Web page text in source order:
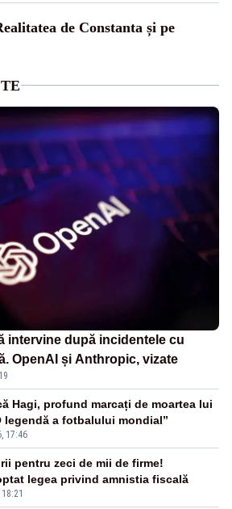
de Constanta și pe
intervine după incidentele cu
OpenAI și Anthropic, vizate
17:46
Hagi, profund marcați de moartea lui
legendă a fotbalului mondial”
pentru zeci de mii de firme!
legea privind amnistia fiscală